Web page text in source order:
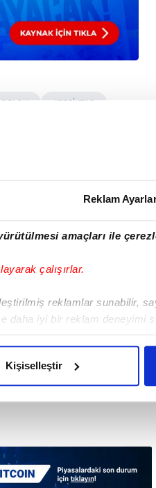
Reklam
amaçları ile
çalışırlar.
reklamlar sunabilir,
daha iyi bir reklam deneyimi
ve bu noktada,
isteriz.
takdirde, kullanıcılara
işlevsel kılınması ve
olarak açık rızanız
Kişiselleştir
#BEŞİKTAŞ